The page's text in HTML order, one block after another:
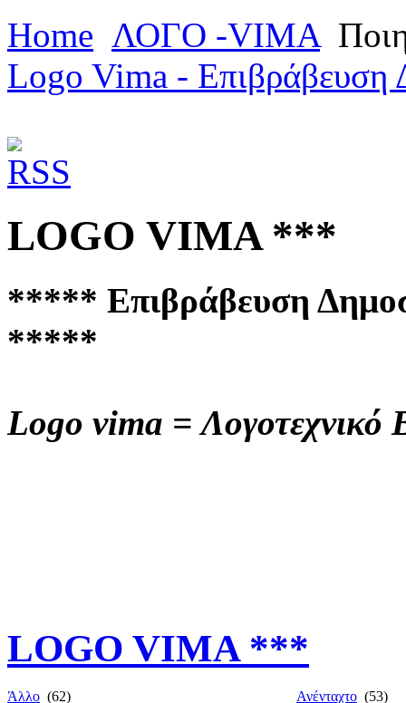
Home ΛΟΓΟ -VIMA
Logo Vima - Επιβράβευση
LOGO VIMA ***
***** Επιβράβευση
*****
Logo vima = Λογοτεχνικό
LOGO VIMA ***
Άλλο (62) Ανένταχτο (53)